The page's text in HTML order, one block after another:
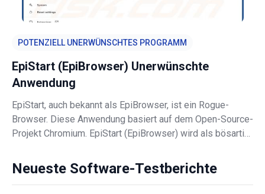
POTENZIELL UNERWÜNSCHTES PROGRAMM
EpiStart (EpiBrowser) Unerwünschte
Anwendung
EpiStart, auch bekannt als EpiBrowser, ist ein Rogue-
Browser. Diese Anwendung basiert auf dem Open-Source-
Projekt Chromium. EpiStart (EpiBrowser) wird als bösartig
Suchmaschine (epibrowser.com; möglicherweise auch
andere) erzeugt, die keine S
Neueste Software-Testberichte